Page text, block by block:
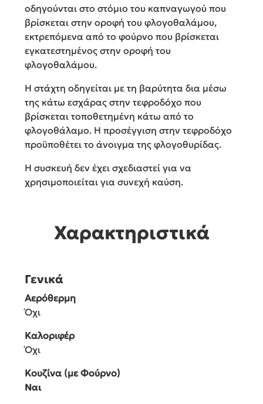
οδηγούνται στο στόμιο του καπναγωγού που
βρίσκεται στην οροφή του φλογοθαλάμου,
εκτρεπόμενα από το φούρνο που βρίσκεται
εγκατεστημένος στην οροφή του
φλογοθαλάμου.
Η στάχτη οδηγείται με τη βαρύτητα δια μέσω
της κάτω εσχάρας στην τεφροδόχο που
βρίσκεται τοποθετημένη κάτω από το
φλογοθάλαμο. Η προσέγγιση στην τεφροδόχο
προϋποθέτει το άνοιγμα της φλογοθυρίδας.
Η συσκευή δεν έχει σχεδιαστεί για να
χρησιμοποιείται για συνεχή καύση.
Χαρακτηριστικά
Γενικά
Αερόθερμη
Όχι
Καλοριφέρ
Όχι
Κουζίνα (με Φούρνο)
Ναι